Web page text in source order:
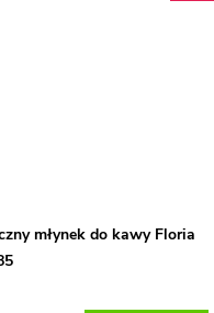
młynek do kawy Floria